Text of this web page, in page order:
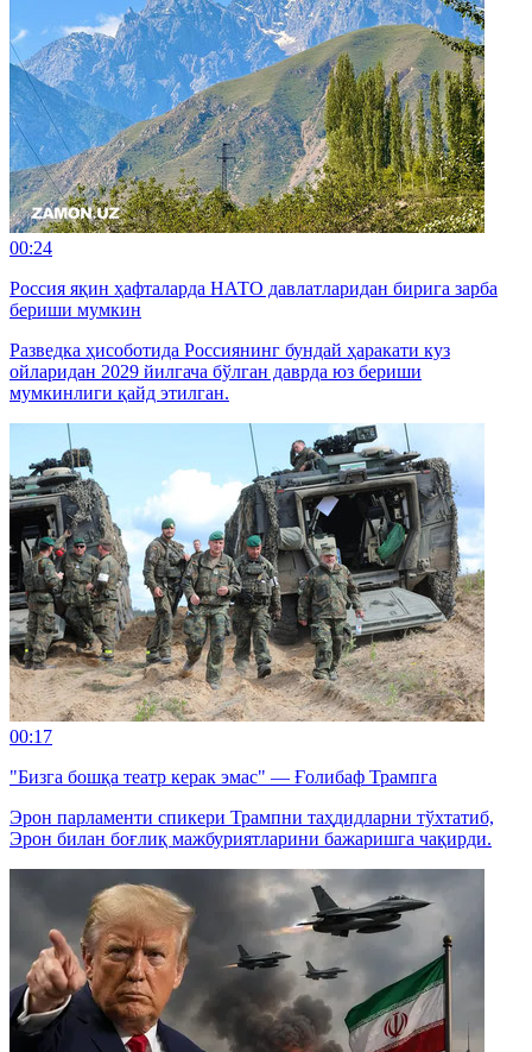
00:24
Россия яқин ҳафталарда НАТО давлатларидан бирига зарба
бериши мумкин
Разведка ҳисоботида Россиянинг бундай ҳаракати куз
ойларидан 2029 йилгача бўлган даврда юз бериши
мумкинлиги қайд этилган.
00:17
"Бизга бошқа театр керак эмас" — Ғолибаф Трампга
Эрон парламенти спикери Трампни таҳдидларни тўхтатиб,
Эрон билан боғлиқ мажбуриятларини бажаришга чақирди.